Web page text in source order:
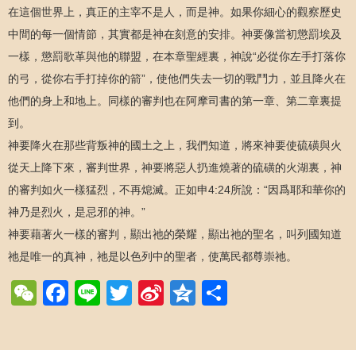
在這個世界上，真正的主宰不是人，而是神。如果你細心的觀察歷史
中間的每一個情節，其實都是神在刻意的安排。神要像當初懲罰埃及
一樣，懲罰歌革與他的聯盟，在本章聖經裏，神說“必從你左手打落你
的弓，從你右手打掉你的箭”，使他們失去一切的戰鬥力，並且降火在
他們的身上和地上。同樣的審判也在阿摩司書的第一章、第二章裏提
到。
神要降火在那些背叛神的國土之上，我們知道，將來神要使硫磺與火
從天上降下來，審判世界，神要將惡人扔進燒著的硫磺的火湖裏，神
的審判如火一樣猛烈，不再熄滅。正如申4:24所說：“因爲耶和華你的
神乃是烈火，是忌邪的神。”
神要藉著火一樣的審判，顯出祂的榮耀，顯出祂的聖名，叫列國知道
祂是唯一的真神，祂是以色列中的聖者，使萬民都尊崇祂。
WeChat
Facebook
LineTwitter
SinaQzone